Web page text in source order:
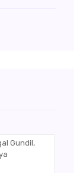
Gundil,